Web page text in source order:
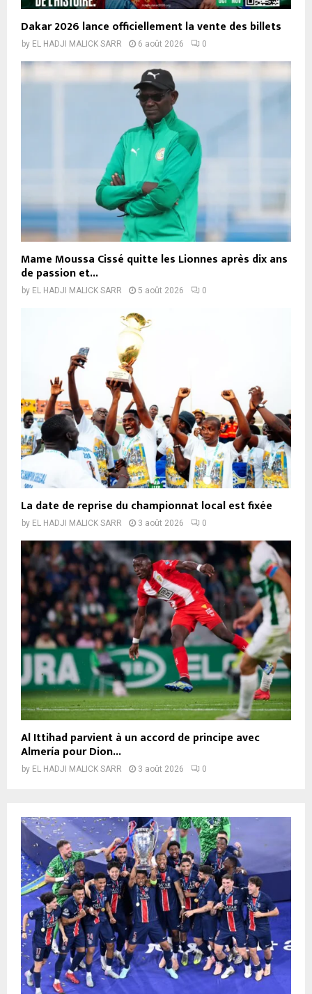
Dakar 2026 lance officiellement la vente des billets
by EL HADJI MALICK SARR 6 août 2026 0
Mame Moussa Cissé quitte les Lionnes après dix ans
de passion et...
by EL HADJI MALICK SARR 5 août 2026 0
La date de reprise du championnat local est fixée
by EL HADJI MALICK SARR 3 août 2026 0
Al Ittihad parvient à un accord de principe avec
Almería pour Dion...
by EL HADJI MALICK SARR 3 août 2026 0